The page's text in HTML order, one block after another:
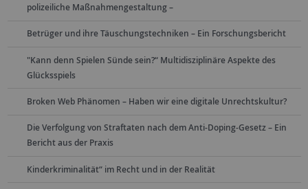
polizeiliche Maßnahmengestaltung –
Betrüger und ihre Täuschungstechniken – Ein Forschungsbericht
"Kann denn Spielen Sünde sein?“ Multidisziplinäre Aspekte des
Glücksspiels
Broken Web Phänomen – Haben wir eine digitale Unrechtskultur?
Die Verfolgung von Straftaten nach dem Anti-Doping-Gesetz – Ein
Bericht aus der Praxis
Kinderkriminalität“ im Recht und in der Realität